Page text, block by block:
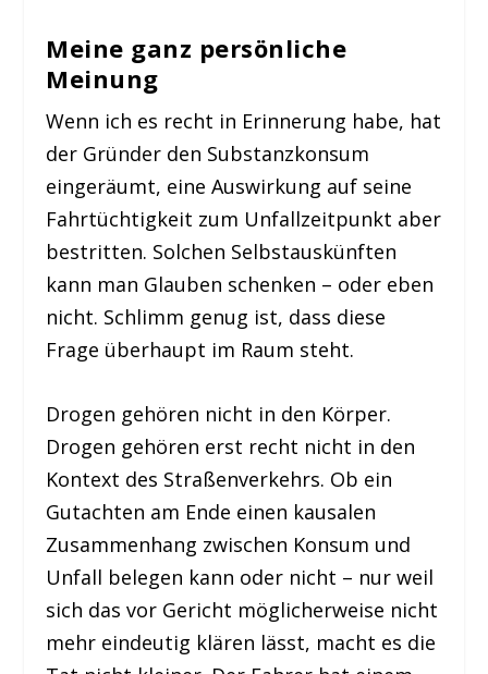
Meine ganz persönliche
Meinung
Wenn ich es recht in Erinnerung habe, hat
der Gründer den Substanzkonsum
eingeräumt, eine Auswirkung auf seine
Fahrtüchtigkeit zum Unfallzeitpunkt aber
bestritten. Solchen Selbstauskünften
kann man Glauben schenken – oder eben
nicht. Schlimm genug ist, dass diese
Frage überhaupt im Raum steht.
Drogen gehören nicht in den Körper.
Drogen gehören erst recht nicht in den
Kontext des Straßenverkehrs. Ob ein
Gutachten am Ende einen kausalen
Zusammenhang zwischen Konsum und
Unfall belegen kann oder nicht – nur weil
sich das vor Gericht möglicherweise nicht
mehr eindeutig klären lässt, macht es die